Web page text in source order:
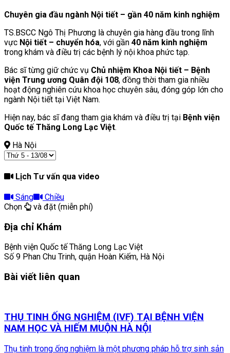
Chuyên gia đầu ngành Nội tiết – gần 40 năm kinh nghiệm
TS.BSCC Ngô Thị Phương là chuyên gia hàng đầu trong lĩnh
vực Nội tiết – chuyển hóa, với gần 40 năm kinh nghiệm
trong khám và điều trị các bệnh lý nội khoa phức tạp.
Bác sĩ từng giữ chức vụ Chủ nhiệm Khoa Nội tiết – Bệnh
viện Trung ương Quân đội 108, đồng thời tham gia nhiều
hoạt động nghiên cứu khoa học chuyên sâu, đóng góp lớn cho
ngành Nội tiết tại Việt Nam.
Hiện nay, bác sĩ đang tham gia khám và điều trị tại Bệnh viện
Quốc tế Thăng Long Lạc Việt.
Hà Nội
Lịch Tư vấn qua video
Sáng
Chiều
Chọn
và đặt (miễn phí)
Địa chỉ Khám
Bệnh viện Quốc tế Thăng Long Lạc Việt
Số 9 Phan Chu Trinh, quận Hoàn Kiếm, Hà Nội
Bài viết liên quan
THỤ TINH ỐNG NGHIỆM (IVF) TẠI BỆNH VIỆN
NAM HỌC VÀ HIẾM MUỘN HÀ NỘI
Thụ tinh trong ống nghiệm là một phương pháp hỗ trợ sinh sản